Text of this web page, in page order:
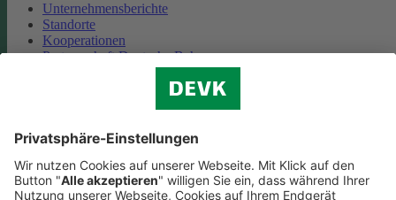
Unternehmensberichte
Standorte
Kooperationen
Partnerschaft Deutsche Bahn